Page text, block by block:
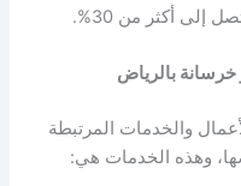
أكثر من 30%.
بالرياض
والخدمات المرتبطة
وهذه الخدمات هي: